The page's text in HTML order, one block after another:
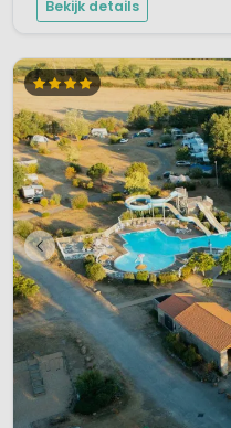
Bekijk details